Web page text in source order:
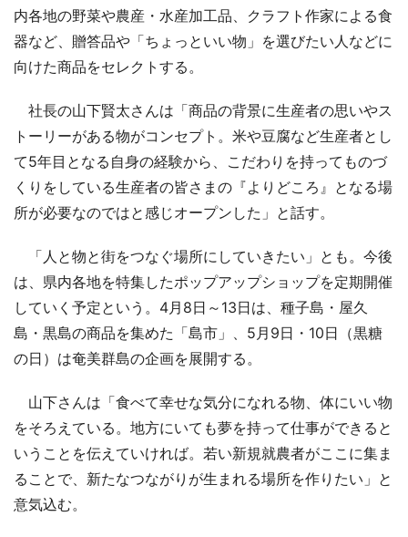
内各地の野菜や農産・水産加工品、クラフト作家による食
器など、贈答品や「ちょっといい物」を選びたい人などに
向けた商品をセレクトする。
社長の山下賢太さんは「商品の背景に生産者の思いやス
トーリーがある物がコンセプト。米や豆腐など生産者とし
て5年目となる自身の経験から、こだわりを持ってものづ
くりをしている生産者の皆さまの『よりどころ』となる場
所が必要なのではと感じオープンした」と話す。
「人と物と街をつなぐ場所にしていきたい」とも。今後
は、県内各地を特集したポップアップショップを定期開催
していく予定という。4月8日～13日は、種子島・屋久
島・黒島の商品を集めた「島市」、5月9日・10日（黒糖
の日）は奄美群島の企画を展開する。
山下さんは「食べて幸せな気分になれる物、体にいい物
をそろえている。地方にいても夢を持って仕事ができると
いうことを伝えていければ。若い新規就農者がここに集ま
ることで、新たなつながりが生まれる場所を作りたい」と
意気込む。